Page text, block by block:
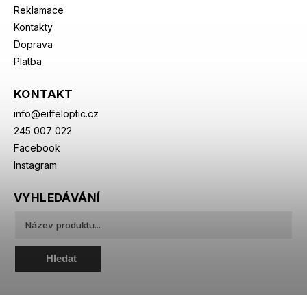
Reklamace
Kontakty
Doprava
Platba
KONTAKT
info@eiffeloptic.cz
245 007 022
Facebook
Instagram
VYHLEDÁVÁNÍ
Hledat